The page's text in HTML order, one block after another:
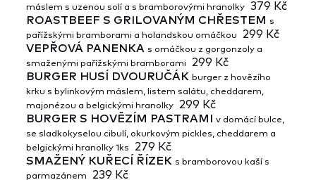
máslem s uzenou solí a s bramborovými hranolky
379 Kč
ROASTBEEF S GRILOVANÝM CHŘESTEM
s
pařížskými bramborami a holandskou omáčkou
299 Kč
VEPŘOVÁ PANENKA s omáčkou z gorgonzoly a
smaženými pařížskými bramborami
299 Kč
BURGER HUSÍ DVOURUČÁK burger z hovězího
krku s bylinkovým máslem, listem salátu, cheddarem,
majonézou a belgickými hranolky
299 Kč
BURGER S HOVĚZÍM PASTRAMI
v domácí bulce,
se sladkokyselou cibulí, okurkovým pickles, cheddarem a
belgickými hranolky 1ks
279 Kč
SMAŽENÝ KUŘECÍ ŘÍZEK s bramborovou kaší s
parmazánem
239 Kč